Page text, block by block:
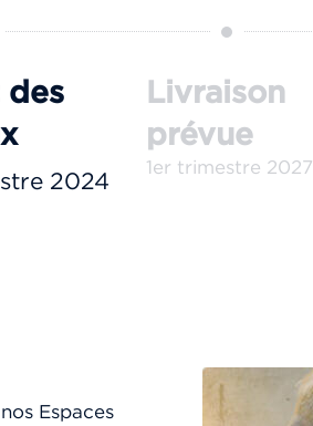
des
2024
Livraison
prévue
1er trimestre 2027
Espaces